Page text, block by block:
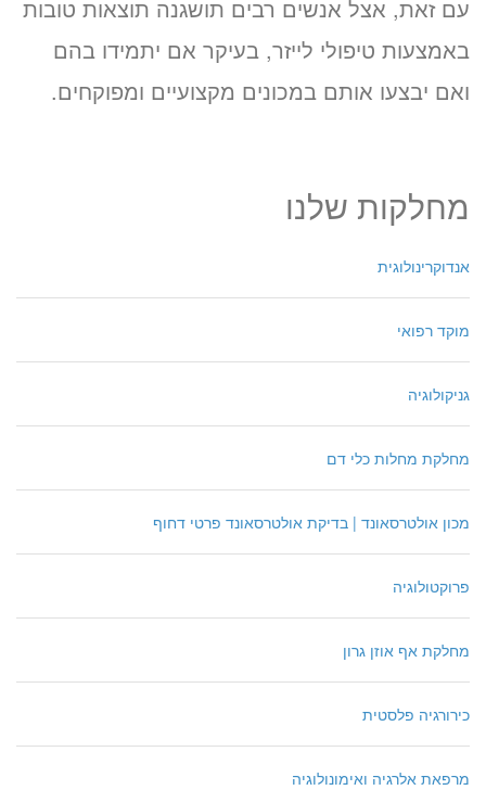
עם זאת, אצל אנשים רבים תושגנה תוצאות טובות
באמצעות טיפולי לייזר, בעיקר אם יתמידו בהם
ואם יבצעו אותם במכונים מקצועיים ומפוקחים.
מחלקות שלנו
אנדוקרינולוגית
מוקד רפואי
גניקולוגיה
מחלקת מחלות כלי דם
מכון אולטרסאונד | בדיקת אולטרסאונד פרטי דחוף
פרוקטולוגיה
מחלקת אף אוזן גרון
כירורגיה פלסטית
מרפאת אלרגיה ואימונולוגיה